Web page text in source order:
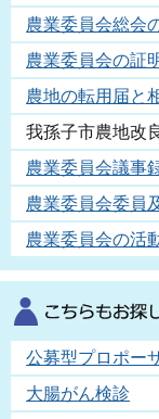
農業委員会総会
農業委員会の証
農地の転用届と
我孫子市農地改
農業委員会議事
農業委員会委員
農業委員会の活
公募型プロポー
大腸がん検診